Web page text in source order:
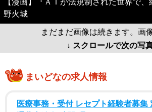
【漫画】『ＡＩが法規制された世界で
野火城
まだまだ画像は続きます。画
↓ スクロールで次の写
まいどなの求人情報
医療事務・受付 レセプト経験者募集